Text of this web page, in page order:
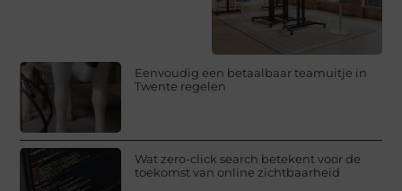
Eenvoudig een betaalbaar teamuitje in
Twente regelen
Wat zero-click search betekent voor de
toekomst van online zichtbaarheid